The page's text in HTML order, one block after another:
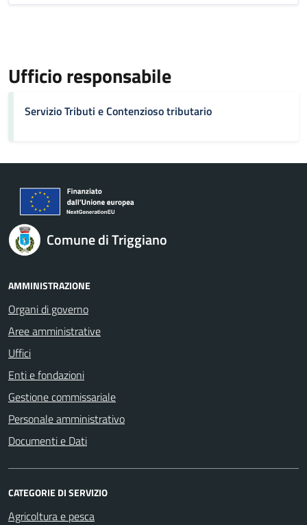
Ufficio responsabile
Servizio Tributi e Contenzioso tributario
Comune di Triggiano
AMMINISTRAZIONE
Organi di governo
Aree amministrative
Uffici
Enti e fondazioni
Gestione commissariale
Personale amministrativo
Documenti e Dati
CATEGORIE DI SERVIZIO
Agricoltura e pesca